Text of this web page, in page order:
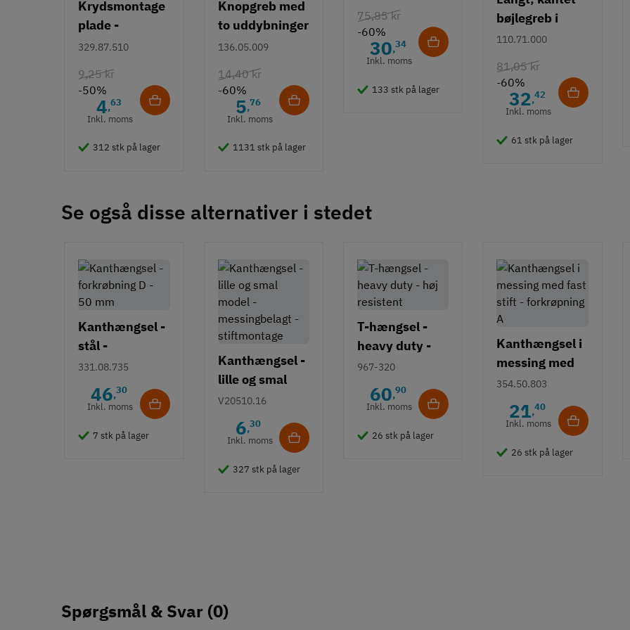
Krydsmontage
plade -
Duomatic SL -
329.87.510
9,25 kr
-50%
4,63
Inkl. moms
312 stk på lager
Knopgreb med
to uddybninger
- rustfrit stål
136.05.009
14,40 kr
-60%
5,76
Inkl. moms
1131 stk på lager
75,85 kr
-60%
30,34
Inkl. moms
133 stk på lager
bøjlegreb i
rustfrit stål m/
- 490 mm
110.71.000
81,05 kr
-60%
32,42
Inkl. moms
61 stk på lager
Se også disse alternativer i stedet
Kanthængsel -
stål -
forkrøpning D
331.08.735
46,30
Inkl. moms
7 stk på lager
Kanthængsel -
lille og smal
model -
messingbelagt
- stiftmontage
V20510.16
6,30
Inkl. moms
327 stk på lager
T-hængsel -
heavy duty -
høj resistent
967-320
60,90
Inkl. moms
26 stk på lager
Kanthængsel i
messing med
fast stift -
forkrøpning A
354.50.803
21,40
Inkl. moms
26 stk på lager
Spørgsmål & Svar (0)